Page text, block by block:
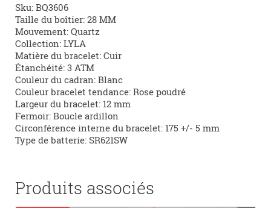
Sku: BQ3606
Taille du boîtier: 28 MM
Mouvement: Quartz
Collection: LYLA
Matière du bracelet: Cuir
Étanchéité: 3 ATM
Couleur du cadran: Blanc
Couleur bracelet tendance: Rose poudré
Largeur du bracelet: 12 mm
Fermoir: Boucle ardillon
Circonférence interne du bracelet: 175 +/- 5 mm
Type de batterie: SR621SW
Produits associés